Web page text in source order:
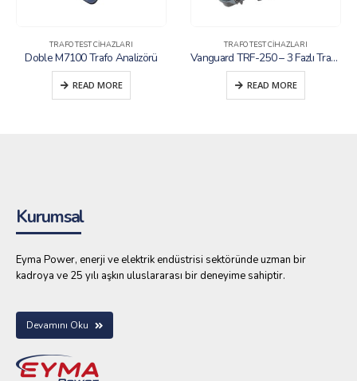
TRAFO TEST CIHAZLARI
Doble M7100 Trafo Analizörü
READ MORE
TRAFO TEST CIHAZLARI
Vanguard TRF-250 – 3 Fazlı Trafo Çevirme Oranı Test Cihazı
READ MORE
Kurumsal
Eyma Power, enerji ve elektrik endüstrisi sektöründe uzman bir
kadroya ve 25 yılı aşkın uluslararası bir deneyime sahiptir.
Devamını Oku